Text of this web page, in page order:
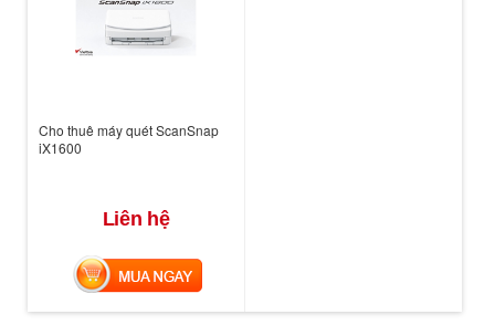
Cho thuê máy quét ScanSnap
iX1600
Liên hệ
MUA NGAY